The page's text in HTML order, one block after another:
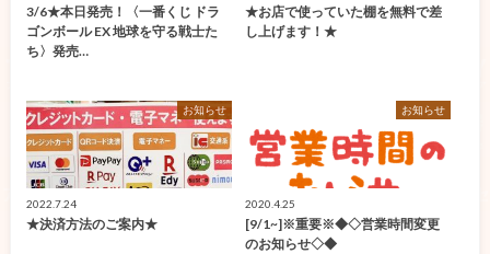
3/6★本日発売！〈一番くじ ドラ
ゴンボール EX 地球を守る戦士た
ち〉発売…
★お店で使っていた棚を無料で差
し上げます！★
お知らせ
2022.7.24
★決済方法のご案内★
お知らせ
2020.4.25
[9/1~]※重要※◆◇営業時間変更
のお知らせ◇◆